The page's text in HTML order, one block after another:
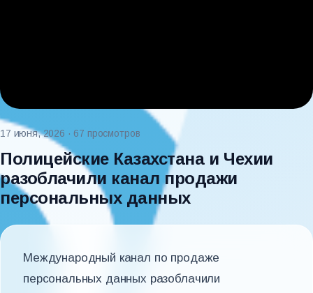
17 июня, 2026 · 67 просмотров
Полицейские Казахстана и Чехии
разоблачили канал продажи
персональных данных
Международный канал по продаже
персональных данных разоблачили